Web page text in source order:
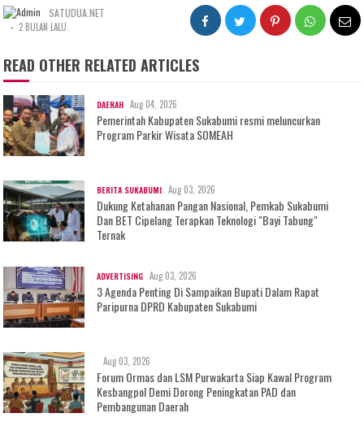
SATUDUA.NET
- 2 BULAN LALU
READ OTHER RELATED ARTICLES
DAERAH Aug 04, 2026
Pemerintah Kabupaten Sukabumi resmi meluncurkan
Program Parkir Wisata SOMEAH
BERITA SUKABUMI Aug 03, 2026
Dukung Ketahanan Pangan Nasional, Pemkab Sukabumi
Dan BET Cipelang Terapkan Teknologi "Bayi Tabung"
Ternak
ADVERTISING Aug 03, 2026
3 Agenda Penting Di Sampaikan Bupati Dalam Rapat
Paripurna DPRD Kabupaten Sukabumi
Aug 03, 2026
Forum Ormas dan LSM Purwakarta Siap Kawal Program
Kesbangpol Demi Dorong Peningkatan PAD dan
Pembangunan Daerah